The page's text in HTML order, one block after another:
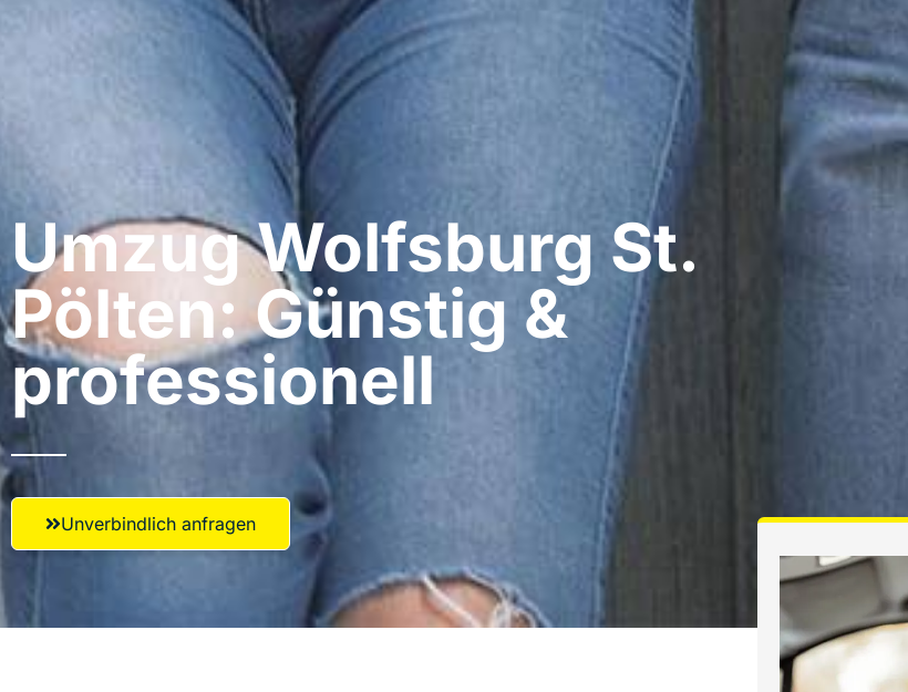
Umzug Wolfsburg​ St.
Pölten: Günstig &
professionell​
Unverbindlich anfragen